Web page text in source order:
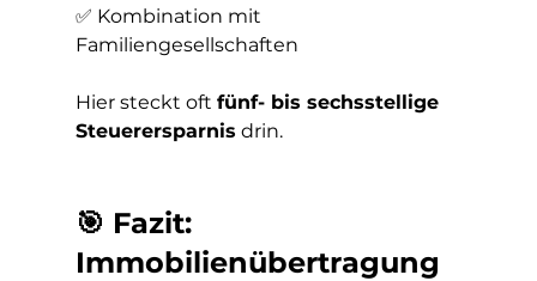
✅ Kombination mit
Familiengesellschaften
Hier steckt oft fünf- bis sechsstellige
Steuerersparnis drin.
🎯 Fazit:
Immobilienübertragung